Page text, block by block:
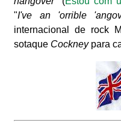
"I've an 'orrible
internacional de rock
sotaque Cockneypara